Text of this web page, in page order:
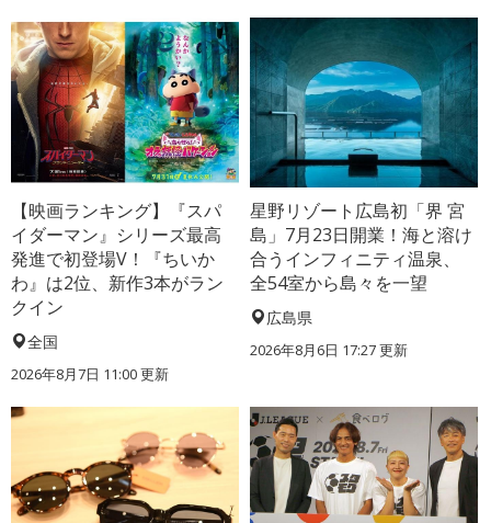
【映画ランキング】『スパ
イダーマン』シリーズ最高
発進で初登場V！『ちいか
わ』は2位、新作3本がラン
クイン
全国
2026年8月7日 11:00更新
星野リゾート広島初「界 宮
島」7月23日開業！海と溶け
合うインフィニティ温泉、
全54室から島々を一望
広島県
2026年8月6日 17:27更新